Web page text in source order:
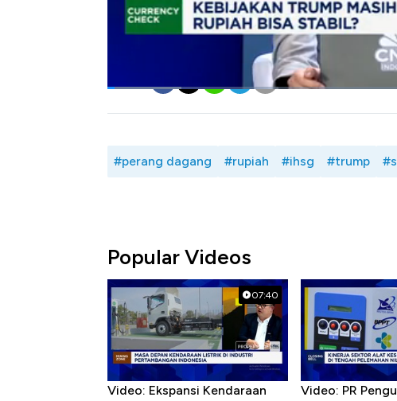
Anneke Wijaya dengan SEVP Head of Treasury
Hernaman Tandianto dalam Power Lunch, CNBC
#perang dagang #rupiah #ihsg #trump
Popular Videos
07:40
Video: Ekspansi Kendaraan
Video: PR